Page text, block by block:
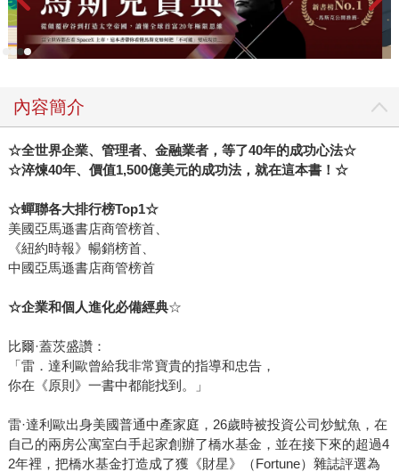
示：遲早必須面對債務重組與結構調整。若無改革，中國恐
怕重演日本「失落三十年」。 美國：接近破產臨界點 美國
的債務問題同樣嚴峻。達利歐指出，美國的大債週期已走到
目前走勢，十五年後利息負擔將達收入的 1.5 倍，這已經是破
產的警告線。川普急推關稅措施，正是來自這股壓力。達利
歐提出「3%減債解方」──削減支出、增加稅收、降息──希
望將赤字控制在 GDP 的 3% 左右，以減少劇烈衝擊。 投資
免持有過度負債政府的債務和貨幣，在全球市場起伏之際的
投資建議有： •調整資產配置：黃金、原物料與股票在危機時
期表現通常優於債券。 •聚焦基本面：避免過度依賴問題國
印度、東協及波灣國家等地區，擁有人口紅利、政治中立與
內容簡介
☆全世界企業、管理者、金融業者，等了40年的成功心法☆
☆淬煉40年、價值1,500億美元的成功法，就在這本書！ ☆
☆蟬聯各大排行榜Top1☆
美國亞馬遜書店商管榜首、
《紐約時報》暢銷榜首、
中國亞馬遜書店商管榜首
☆企業和個人進化必備經典☆
比爾·蓋茨盛讚：
「雷．達利歐曾給我非常寶貴的指導和忠告，
你在《原則》一書中都能找到。」
雷·達利歐出身美國普通中產家庭，26歲時被投資公司炒魷魚，在
自己的兩房公寓室白手起家創辦了橋水基金，並在接下來的超過4
2年裡，把橋水基金打造成了獲《財星》（Fortune）雜誌評選為